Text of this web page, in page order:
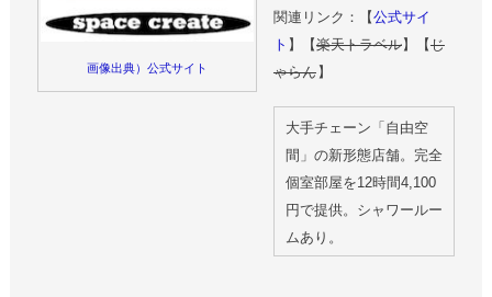
画像出典）公式サイト
関連リンク：【公式サイ
ト 】【楽天トラベル】【じ
ゃらん 】
大手チェーン「自由空
間」の新形態店舗。完全
個室部屋を12時間4,100
円で提供。シャワールー
ムあり。